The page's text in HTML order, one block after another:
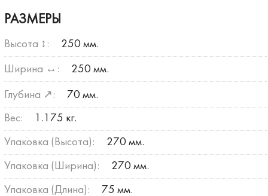
РАЗМЕРЫ
Высота ↕: 250 мм.
Ширина ↔: 250 мм.
Глубина ↗: 70 мм.
Вес: 1.175 кг.
Упаковка (Высота): 270 мм.
Упаковка (Ширина): 270 мм.
Упаковка (Длина): 75 мм.